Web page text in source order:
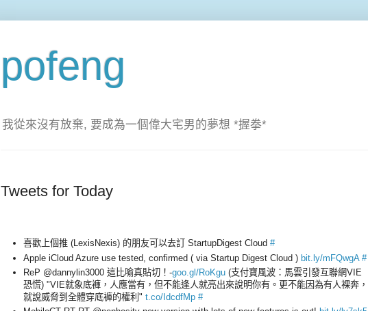
pofeng
我從來沒有放棄, 要成為一個偉大宅男的夢想 *握拳*
Tweets for Today
喜歡上個推 (LexisNexis) 的朋友可以去訂 StartupDigest Cloud #
Apple iCloud Azure use tested, confirmed ( via Startup Digest Cloud ) bit.ly/mFQwgA #
ReP @dannylin3000 這比喻真貼切！-goo.gl/RoKgu (支付寶風波：馬雲引發互聯網VIE
恐慌) "VIE就象底褲，人應當有，但不能逢人就亮出來說明你有。更不能因為有人裸奔，
就說威脅到全體穿底褲的權利" t.co/IdcdfMp #